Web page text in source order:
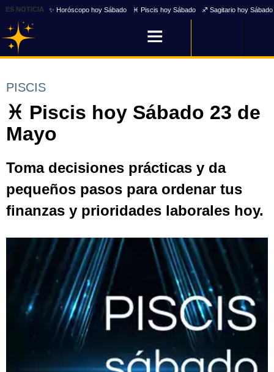
ES NOTICIA ✨ Horóscopo hoy Sábado ♓ Piscis hoy Sábado ♐ Sagitario hoy Sábado
PISCIS
♓ Piscis hoy Sábado 23 de
Mayo
Toma decisiones prácticas y da
pequeños pasos para ordenar tus
finanzas y prioridades laborales hoy.